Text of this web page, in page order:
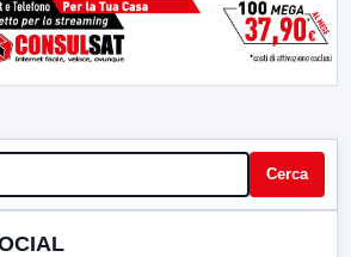
Cerca